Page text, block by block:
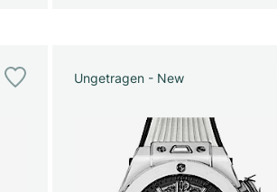
Ungetragen - New